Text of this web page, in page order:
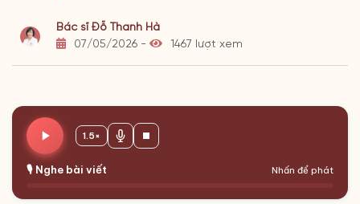
Bác sĩ Đỗ Thanh Hà
07/05/2026 -
1467 lượt xem
🎙️ Nghe bài viết Nhấn để phát
1.5×